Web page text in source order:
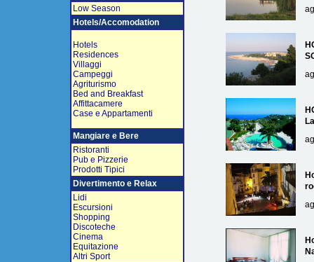
Low Season
Hotels/Accomodation
Hotels
Residences
Villaggi
Campeggi
Agriturismo
Bed and Breakfast
Affittacamere
Case e Appartamenti
Mangiare e Bere
Ristoranti
Pub e Pizzerie
Prodotti Tipici
Divertimento e Relax
Lidi
Escursioni
Shopping
Discoteche
Cinema
Equitazione
Altri Sport